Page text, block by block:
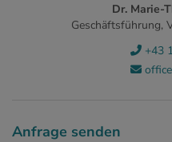
Dr. Marie-
Geschäftsführung,
+43
Anfrage senden